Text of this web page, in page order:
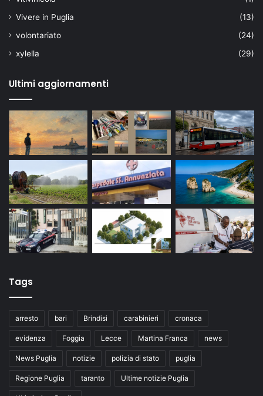
Vivere in Puglia
(13)
volontariato
(24)
xylella
(29)
Ultimi aggiornamenti
Tags
arresto bari Brindisi carabinieri cronaca
evidenza Foggia Lecce Martina Franca news
News Puglia notizie polizia di stato puglia
Regione Puglia taranto Ultime notizie Puglia